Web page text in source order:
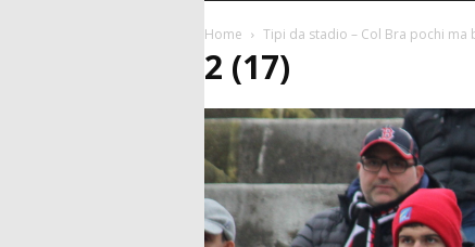
Home Tipi da stadio – Col Bra pochi ma
2 (17)